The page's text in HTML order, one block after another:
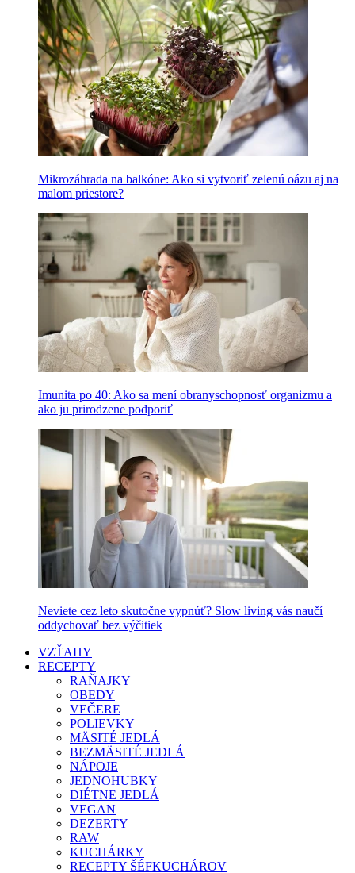
Mikrozáhrada na balkóne: Ako si vytvoriť zelenú oázu aj na
malom priestore?
Imunita po 40: Ako sa mení obranyschopnosť organizmu a
ako ju prirodzene podporiť
Neviete cez leto skutočne vypnúť? Slow living vás naučí
oddychovať bez výčitiek
VZŤAHY
RECEPTY
RAŇAJKY
OBEDY
VEČERE
POLIEVKY
MÄSITÉ JEDLÁ
BEZMÄSITÉ JEDLÁ
NÁPOJE
JEDNOHUBKY
DIÉTNE JEDLÁ
VEGAN
DEZERTY
RAW
KUCHÁRKY
RECEPTY ŠÉFKUCHÁROV